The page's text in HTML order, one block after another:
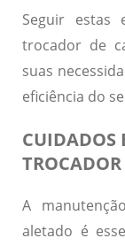
Seguir estas
trocador de
suas
eficiência do
CUIDADOS
A
aletado é